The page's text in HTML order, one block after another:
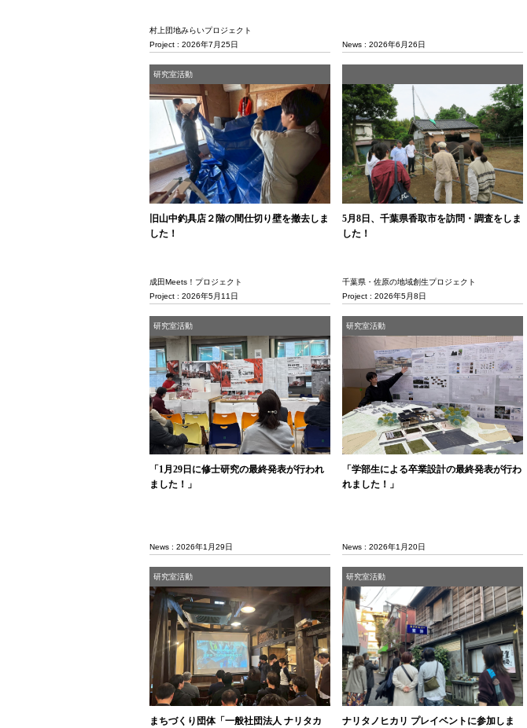
村上団地みらいプロジェクト
Project : 2026年7月25日
News : 2026年6月26日
研究室活動
旧山中釣具店２階の間仕切り壁を撤去しま
した！
成田Meets！プロジェクト
Project : 2026年5月11日
5月8日、千葉県香取市を訪問・調査をしま
した！
千葉県・佐原の地域創生プロジェクト
Project : 2026年5月8日
研究室活動
「1月29日に修士研究の最終発表が行われ
ました！」
News : 2026年1月29日
研究室活動
「学部生による卒業設計の最終発表が行わ
れました！」
News : 2026年1月20日
研究室活動
まちづくり団体「一般社団法人 ナリタカ
研究室活動
ナリタノヒカリ プレイベントに参加しま